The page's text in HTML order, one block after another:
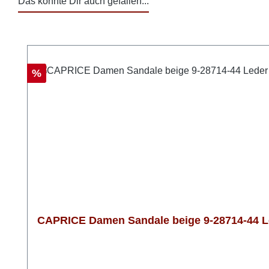
Rabatt
%
CAPRICE Damen Sandale beige 9-28714-44